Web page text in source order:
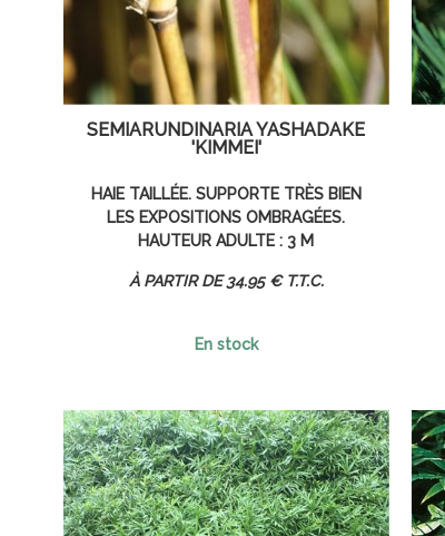
SEMIARUNDINARIA YASHADAKE
'KIMMEI'
HAIE TAILLÉE. SUPPORTE TRÈS BIEN
LES EXPOSITIONS OMBRAGÉES.
HAUTEUR ADULTE : 3 M
34.95 € T.T.C.
En stock